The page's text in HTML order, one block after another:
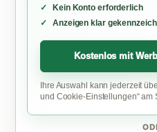
Kein Konto erforderlich
Anzeigen klar
Kostenlos mit
Ihre Auswahl kann jederzeit
und Cookie-Einstellungen“ am